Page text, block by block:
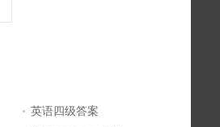
英语四级答案